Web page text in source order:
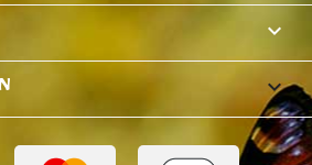

keyboard_arrow_down